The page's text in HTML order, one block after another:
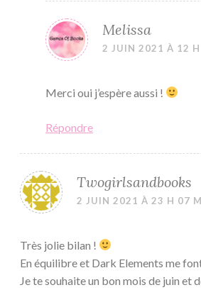
Melissa
2 JUIN 2021 À 12
Merci oui j’espère aussi !
Répondre
Twogirlsandbooks
2 JUIN 2021 À 23 H 07
Très jolie bilan !
En équilibre et Dark Elements me
Je te souhaite un bon mois de juin et